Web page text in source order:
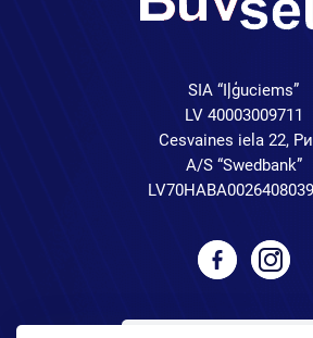
SIA “Iļģuciems”
LV 40003009711
Cesvaines iela 22,
A/S “Swedbank”